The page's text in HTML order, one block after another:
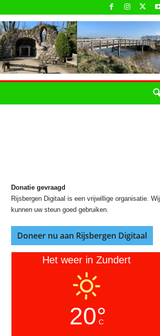
Donatie gevraagd
Rijsbergen Digitaal is een vrijwillige organisatie. Wij
kunnen uw steun goed gebruiken.
Doneer nu aan Rijsbergen Digitaal
Het weer in Zundert
20°
C